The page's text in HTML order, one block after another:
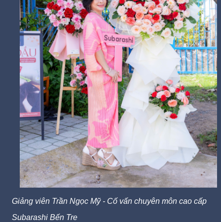
Giảng viên Trần Ngọc Mỹ - Cố vấn chuyên môn cao cấp
Subarashi Bến Tre